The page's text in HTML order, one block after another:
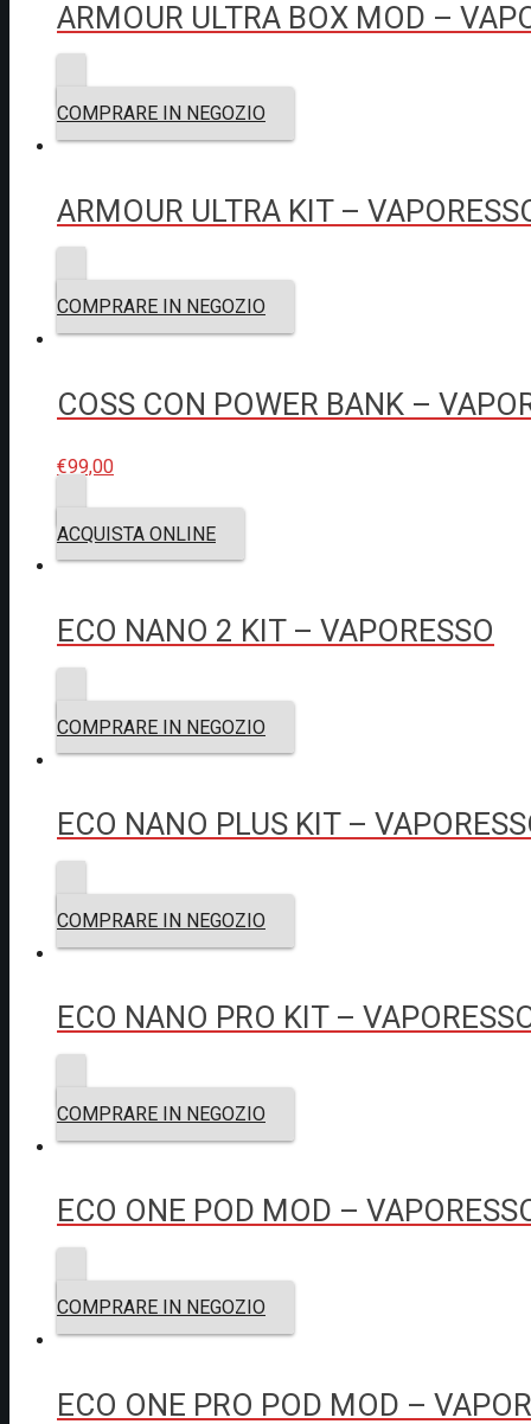
ARMOUR ULTRA BOX MOD –
COMPRARE IN NEGOZIO
ARMOUR ULTRA KIT –
COMPRARE IN NEGOZIO
COSS CON POWER BANK –
€99,00
ACQUISTA ONLINE
ECO NANO 2 KIT – VAPORESSO
COMPRARE IN NEGOZIO
ECO NANO PLUS KIT –
COMPRARE IN NEGOZIO
ECO NANO PRO KIT –
COMPRARE IN NEGOZIO
ECO ONE POD MOD –
COMPRARE IN NEGOZIO
ECO ONE PRO POD MOD –